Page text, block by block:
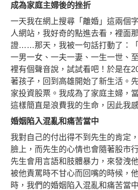
成為家庭主婦後的挫折
一天我在網上搜尋「離婚」這兩個
人網站，我好奇的點進去看，裡面
證……那天，我被一句話打動了：「
一男一女、一夫一妻、一生一世、
裡有個聲音說，試試看吧！於是在
著孩子，回到高雄開始了新生活。
家投資股票。我成為了家庭主婦，
這樣簡直是浪費我的生命，因此我
婚姻陷入混亂和痛苦當中
我對自己的付出得不到先生的肯定
臉上，而先生的心情也會隨著股市
先生會用言語和肢體暴力，來發洩
被他責罵時不甘心而回嘴的時候，
時，我們的婚姻陷入混亂和痛苦當